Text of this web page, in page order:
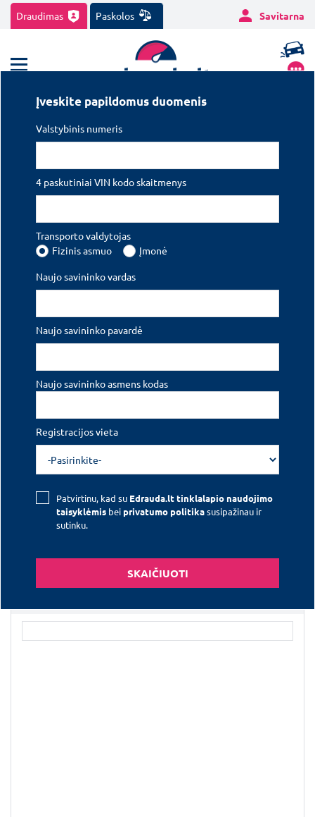
Įveskite papildomus duomenis
Valstybinis numeris
4 paskutiniai VIN kodo skaitmenys
Transporto valdytojas
Fizinis asmuo
Įmonė
Naujo savininko vardas
Naujo savininko pavardė
Naujo savininko asmens kodas
Registracijos vieta
Patvirtinu, kad su Edrauda.lt tinklalapio naudojimo
taisyklėmis beiprivatumo politikasusipažinau ir
sutinku.
SKAIČIUOTI
Draudimas Paskolos Savitarna
Transporto draudimas
EDRAUDA transporto draudimas- greitas ir patikimas Jūsų
transporto
privalomasis bei kasko draudimas pačiomis palankiausiomis
Transporto priemonė
Registracijos vieta
Mokėjimo būdas
Vienas mokėjimas
Pasirinkite norimą TPVCA terminą